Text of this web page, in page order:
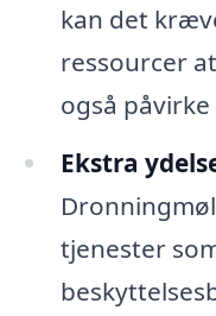
kan det
ressourcer
også
Ekstra
tjenester